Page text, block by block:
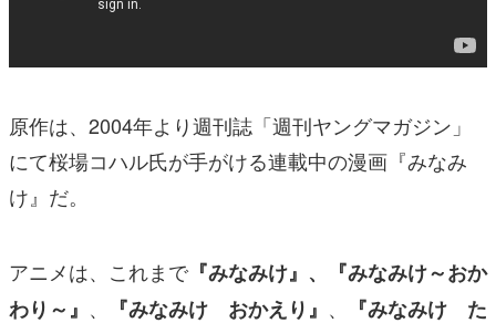
原作は、2004年より週刊誌「週刊ヤングマガジン」
にて桜場コハル氏が手がける連載中の漫画『みなみ
け』だ。
アニメは、これまで『みなみけ』、『みなみけ～おか
わり～』 、 『みなみけ おかえり』 、
『みなみけ た